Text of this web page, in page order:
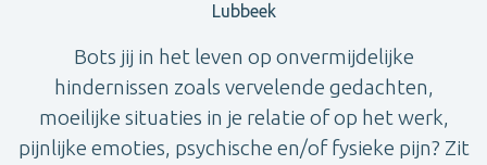
Lubbeek
Bots jij in het leven op onvermijdelijke
hindernissen zoals vervelende gedachten,
moeilijke situaties in je relatie of op het werk,
pijnlijke emoties, psychische en/of fysieke pijn? Zit